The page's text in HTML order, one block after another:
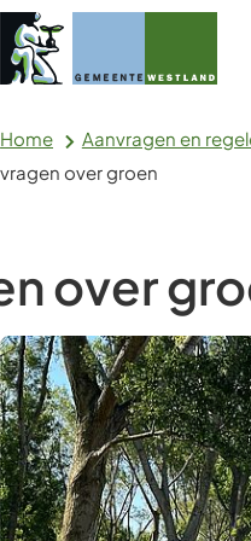
Home Aanvragen en
vragen over groen
over